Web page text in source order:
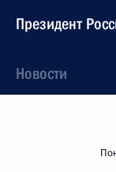
Президент
Новости